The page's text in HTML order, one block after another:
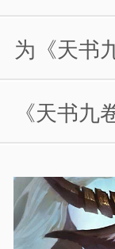
为《天书
《天书九